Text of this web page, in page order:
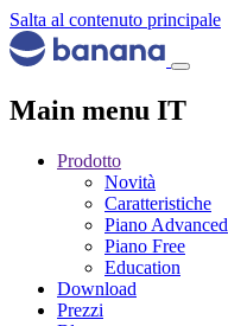
Salta al contenuto principale
Main menu IT
Prodotto
Novità
Caratteristiche
Piano Advanced
Piano Free
Education
Download
Prezzi